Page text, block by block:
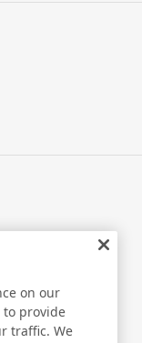
on our
to provide
traffic. We